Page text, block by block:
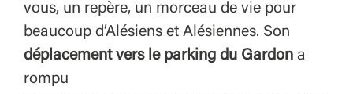
vous, un repère, un morceau de vie pour
beaucoup d’Alésiens et Alésiennes. Son
déplacement vers le parking du Gardon a
rompu